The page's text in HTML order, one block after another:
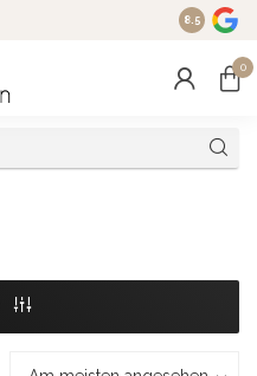
Ruim 16
8.5
0